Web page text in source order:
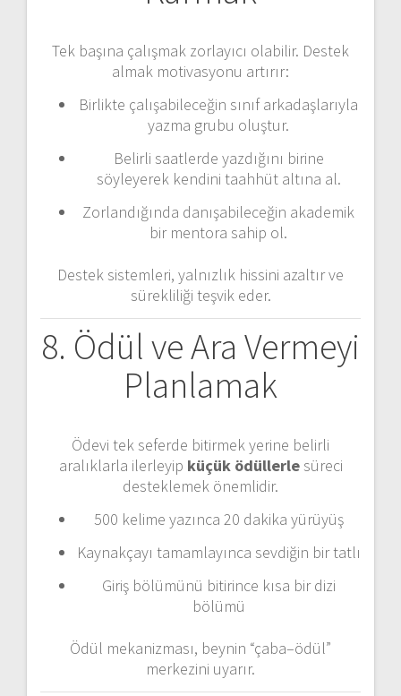
Tek başına çalışmak zorlayıcı olabilir. Destek
almak motivasyonu artırır:
Birlikte çalışabileceğin sınıf arkadaşlarıyla
yazma grubu oluştur.
Belirli saatlerde yazdığını birine
söyleyerek kendini taahhüt altına al.
Zorlandığında danışabileceğin akademik
bir mentora sahip ol.
Destek sistemleri, yalnızlık hissini azaltır ve
sürekliliği teşvik eder.
8. Ödül ve Ara Vermeyi
Planlamak
Ödevi tek seferde bitirmek yerine belirli
aralıklarla ilerleyip küçük ödüllerlesüreci
desteklemek önemlidir.
500 kelime yazınca 20 dakika yürüyüş
Kaynakçayı tamamlayınca sevdiğin bir tatlı
Giriş bölümünü bitirince kısa bir dizi
bölümü
Ödül mekanizması, beynin “çaba–ödül”
merkezini uyarır.